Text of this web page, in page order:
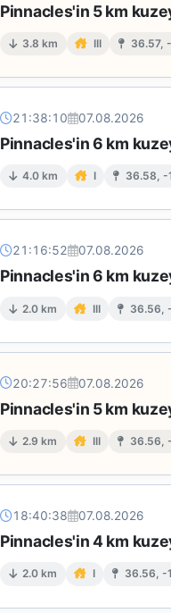
Pinnacles'in 5 km
3.8 km III 36.57,
21:38:10 07.08.2026
Pinnacles'in 6 km
4.0 km I 36.58, -
21:16:52 07.08.2026
Pinnacles'in 6 km
2.0 km III 36.56,
20:27:56 07.08.2026
Pinnacles'in 5 km
2.9 km III 36.56,
18:40:38 07.08.2026
Pinnacles'in 4 km
2.0 km I 36.56, -